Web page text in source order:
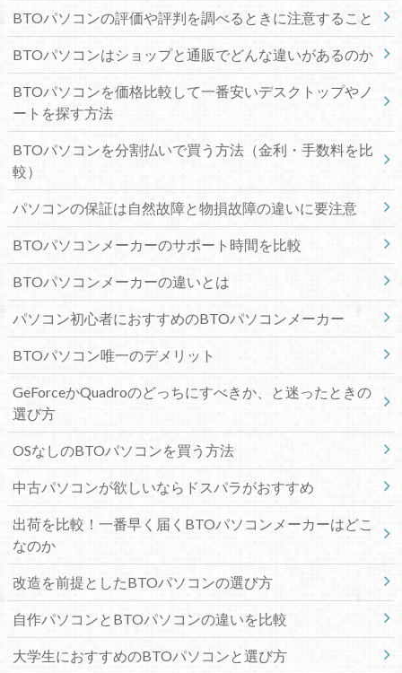
BTOパソコンの評価や評判を調べるときに注意すること
BTOパソコンはショップと通販でどんな違いがあるのか
BTOパソコンを価格比較して一番安いデスクトップやノ
ートを探す方法
BTOパソコンを分割払いで買う方法（金利・手数料を比
較）
パソコンの保証は自然故障と物損故障の違いに要注意
BTOパソコンメーカーのサポート時間を比較
BTOパソコンメーカーの違いとは
パソコン初心者におすすめのBTOパソコンメーカー
BTOパソコン唯一のデメリット
GeForceかQuadroのどっちにすべきか、と迷ったときの
選び方
OSなしのBTOパソコンを買う方法
中古パソコンが欲しいならドスパラがおすすめ
出荷を比較！一番早く届くBTOパソコンメーカーはどこ
なのか
改造を前提としたBTOパソコンの選び方
自作パソコンとBTOパソコンの違いを比較
大学生におすすめのBTOパソコンと選び方